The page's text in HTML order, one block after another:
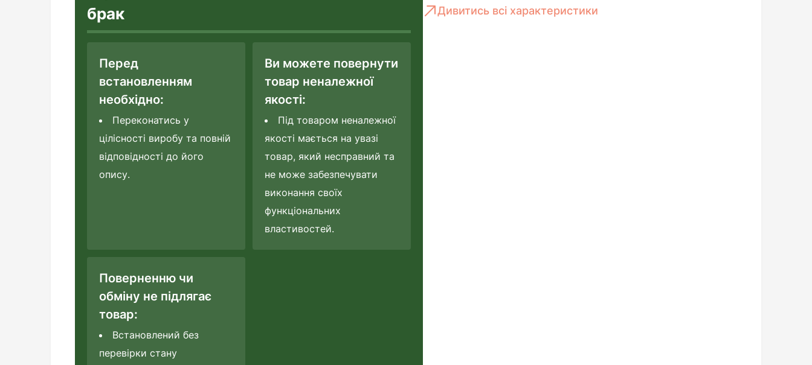
брак
Перед
встановленням
необхідно:
Переконатись у
цілісності виробу та повній
відповідності до його
опису.
Ви можете повернути
товар неналежної
якості:
Під товаром неналежної
якості мається на увазі
товар, який несправний та
не може забезпечувати
виконання своїх
функціональних
властивостей.
Поверненню чи
обміну не підлягає
товар:
Встановлений без
перевірки стану
Дивитись всі характеристики